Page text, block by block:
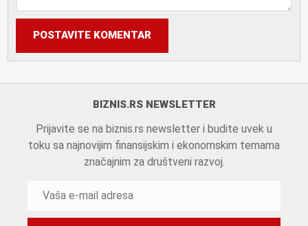
POSTAVITE KOMENTAR
BIZNIS.RS NEWSLETTER
Prijavite se na biznis.rs newsletter i budite uvek u
toku sa najnovijim finansijskim i ekonomskim temama
značajnim za društveni razvoj.